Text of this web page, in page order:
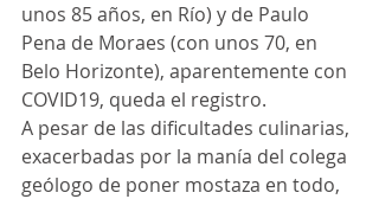
unos 85 años, en Río) y de Paulo
Pena de Moraes (con unos 70, en
Belo Horizonte), aparentemente con
COVID19, queda el registro.
A pesar de las dificultades culinarias,
exacerbadas por la manía del colega
geólogo de poner mostaza en todo,